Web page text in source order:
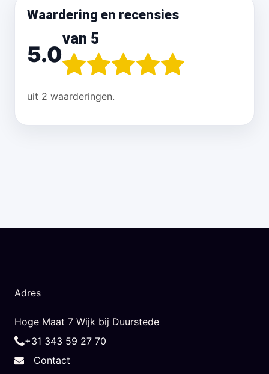
Waardering en recensies
5.0
van 5
uit 2 waarderingen.
Adres
Hoge Maat 7 Wijk bij Duurstede
+31 343 59 27 70
Contact